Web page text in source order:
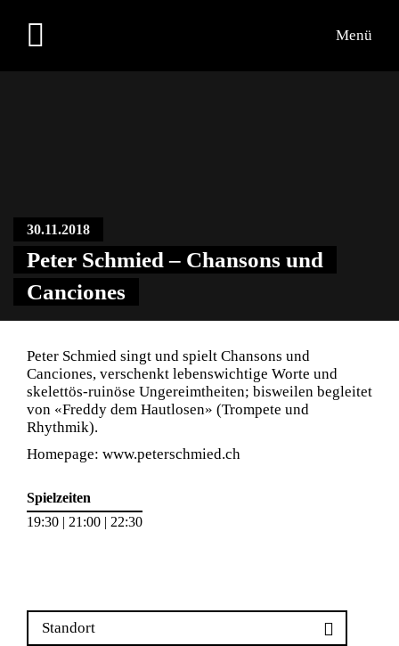
Kontakt
Menü
30.11.2018
Peter Schmied – Chansons und
Canciones
Peter Schmied singt und spielt Chansons und
Canciones, verschenkt lebenswichtige Worte und
skelettös-ruinöse Ungereimtheiten; bisweilen begleitet
von «Freddy dem Hautlosen» (Trompete und
Rhythmik).
Homepage: www.peterschmied.ch
Spielzeiten
19:30 | 21:00 | 22:30
Standort